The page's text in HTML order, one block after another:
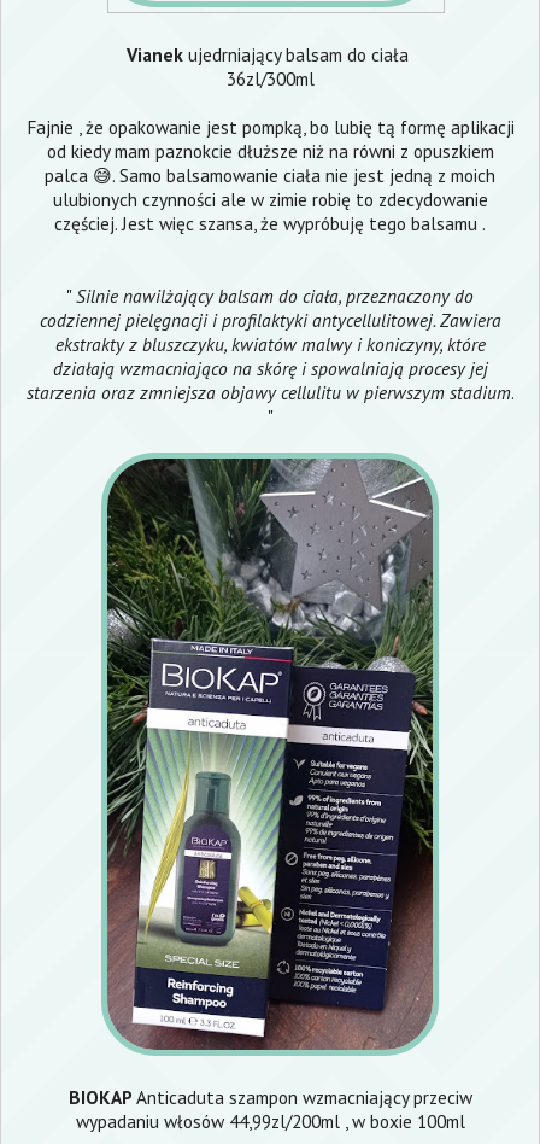
Vianek ujedrniający balsam do ciała
36zl/300ml
Fajnie , że opakowanie jest pompką, bo lubię tą formę aplikacji
od kiedy mam paznokcie dłuższe niż na równi z opuszkiem
palca 😅. Samo balsamowanie ciała nie jest jedną z moich
ulubionych czynności ale w zimie robię to zdecydowanie
częściej. Jest więc szansa, że wypróbuję tego balsamu .
"Silnie nawilżający balsam do ciała, przeznaczony do
codziennej pielęgnacji i profilaktyki antycellulitowej. Zawiera
ekstrakty z bluszczyku, kwiatów malwy i koniczyny, które
działają wzmacniająco na skórę i spowalniają procesy jej
starzenia oraz zmniejsza objawy cellulitu w pierwszym stadium.
"
BIOKAP Anticaduta szampon wzmacniający przeciw
wypadaniu włosów 44,99zl/200ml , w boxie 100ml